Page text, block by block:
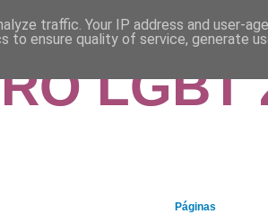
LGBT
Páginas
traffic. Your IP address and user-
to ensure quality of service, generate